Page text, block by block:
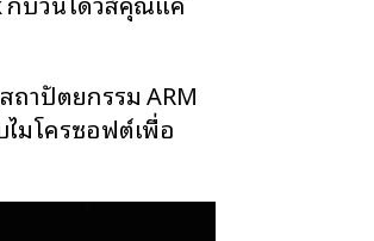
าปัตยกรรม ARM
มโครซอฟต์เพื่อ